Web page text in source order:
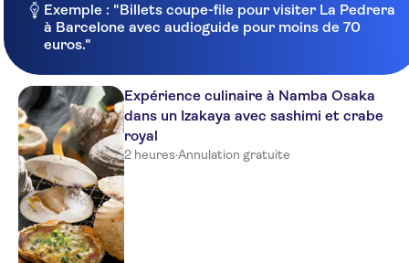
Exemple : "Billets coupe-file pour visiter La Pedrera
à Barcelone avec audioguide pour moins de 70
euros."
Expérience culinaire à Namba Osaka
dans un Izakaya avec sashimi et crabe
royal
2 heures·Annulation gratuite